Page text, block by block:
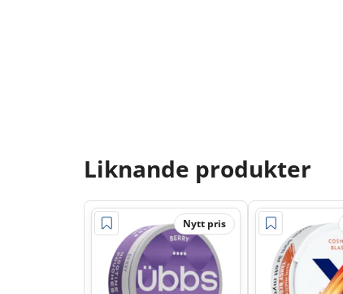
Liknande produkter
Nytt pris